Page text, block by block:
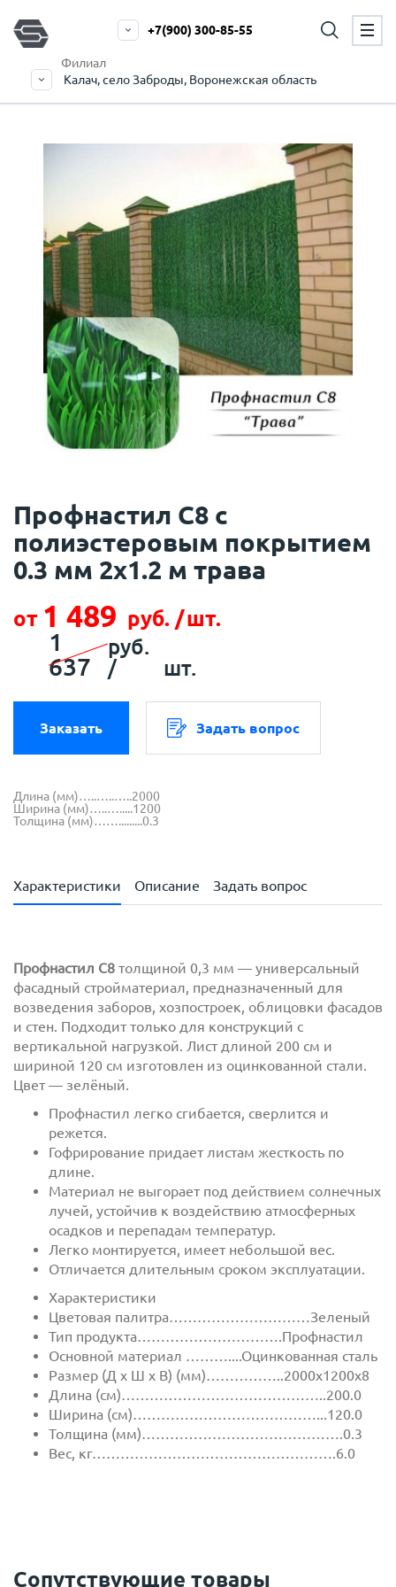
Филиал
Калач, село Заброды, Воронежская область
+7(900) 300-85-55
Профнастил С8 с
полиэстеровым покрытием
0.3 мм 2х1.2 м трава
от 1 489 руб. /шт.
1
637
руб.
/
шт.
Заказать Задать вопрос
Длина (мм)…..…..…..2000
Ширина (мм)…..….....1200
Толщина (мм)…….........0.3
Характеристики Описание Задать вопрос
Профнастил С8 толщиной 0,3 мм — универсальный
фасадный стройматериал, предназначенный для
возведения заборов, хозпостроек, облицовки фасадов
и стен. Подходит только для конструкций с
вертикальной нагрузкой. Лист длиной 200 см и
шириной 120 см изготовлен из оцинкованной стали.
Цвет — зелёный.
Профнастил легко сгибается, сверлится и
режется.
Гофрирование придает листам жесткость по
длине.
Материал не выгорает под действием солнечных
лучей, устойчив к воздействию атмосферных
осадков и перепадам температур.
Легко монтируется, имеет небольшой вес.
Отличается длительным сроком эксплуатации.
Характеристики
Цветовая палитра…………………………Зеленый
Тип продукта………………………….Профнастил
Основной материал ………....Оцинкованная сталь
Размер (Д х Ш х В) (мм)……………..2000х1200х8
Длина (см)……………………………………..200.0
Ширина (см)…………………………………...120.0
Толщина (мм)…………………………………….0.3
Вес, кг…………………………………………….6.0
Сопутствующие товары